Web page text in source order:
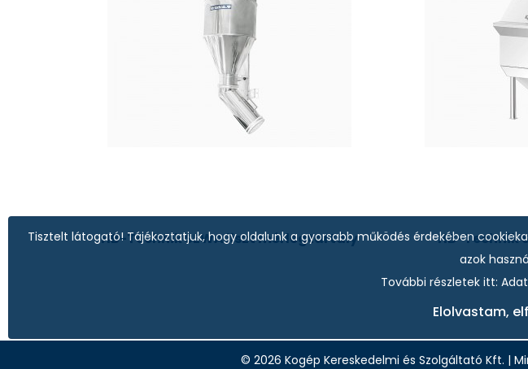
Tisztelt látogató! Tájékoztatjuk, hogy oldalunk a gyorsabb működés érdekében
azok
További részletek itt:
Elolvastam,
HB-Technik SEWA liszt mérlegtartály HB-Technik
© 2026 Kogép Kereskedelmi és Szolgáltató Kft. |